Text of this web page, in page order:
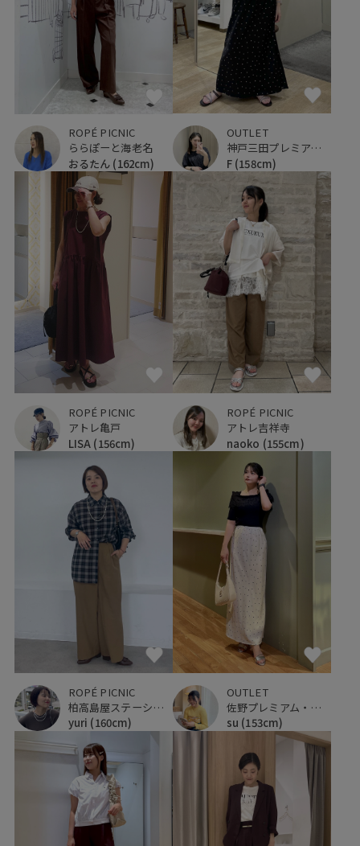
ROPÉ PICNIC
ららぽーと海老名
おるたん (162cm)
OUTLET
神戸三田プレミアム・アウトレット
F (158cm)
ROPÉ PICNIC
アトレ亀戸
LISA (156cm)
ROPÉ PICNIC
アトレ吉祥寺
naoko (155cm)
ROPÉ PICNIC
柏高島屋ステーションモール
yuri (160cm)
OUTLET
佐野プレミアム・アウトレット
su (153cm)